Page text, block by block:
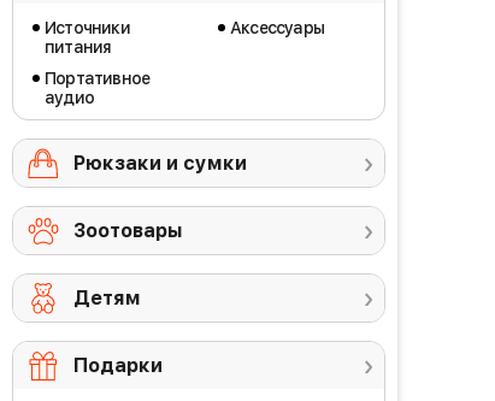
Источники
питания
Портативное
аудио
Аксессуары
Рюкзаки и сумки
Зоотовары
Детям
Подарки